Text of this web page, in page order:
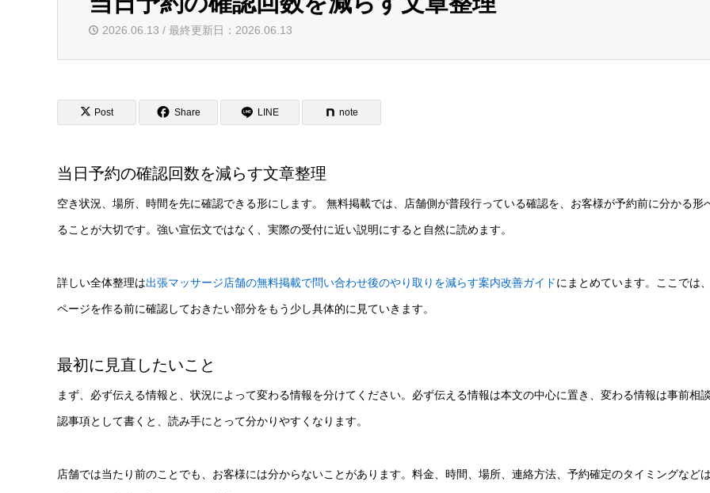
2026.06.13 / 最終更新日：2026.06.13
Post Share LINE note
当日予約の確認回数を減らす文章整理
空き状況、場所、時間を先に確認できる形にします。 無料掲載では、店舗側が普段行っている確認を、お客様が予約前に分かる形
ることが大切です。強い宣伝文ではなく、実際の受付に近い説明にすると自然に読めます。
詳しい全体整理は出張マッサージ店舗の無料掲載で問い合わせ後のやり取りを減らす案内改善ガイド にまとめています。ここでは
ページを作る前に確認しておきたい部分をもう少し具体的に見ていきます。
最初に見直したいこと
まず、必ず伝える情報と、状況によって変わる情報を分けてください。必ず伝える情報は本文の中心に置き、変わる情報は事前相
認事項として書くと、読み手にとって分かりやすくなります。
店舗では当たり前のことでも、お客様には分からないことがあります。料金、時間、場所、連絡方法、予約確定のタイミングなど